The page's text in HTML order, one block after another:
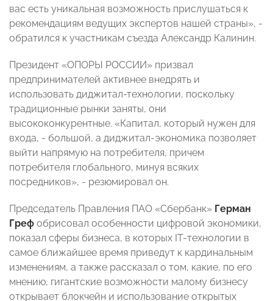
вас есть уникальная возможность прислушаться к
рекомендациям ведущих экспертов нашей страны», -
обратился к участникам съезда Александр Калинин.
Президент «ОПОРЫ РОССИИ» призвал
предпринимателей активнее внедрять и
использовать диджитал-технологии, поскольку
традиционные рынки заняты, они
высококонкурентные. «Капитал, который нужен для
входа, - большой, а диджитал-экономика позволяет
выйти напрямую на потребителя, причем
потребителя глобального, минуя всяких
посредников», - резюмировал он.
Председатель Правления ПАО «Сбербанк» Герман
Греф обрисовал особенности цифровой экономики,
показал сферы бизнеса, в которых IT-технологии в
самое ближайшее время приведут к кардинальным
изменениям, а также рассказал о том, какие, по его
мнению, гигантские возможности малому бизнесу
открывает блокчейн и использование открытых